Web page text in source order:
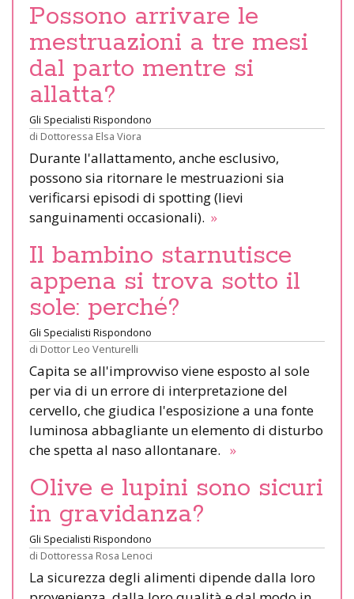
Possono arrivare le
mestruazioni a tre mesi
dal parto mentre si
allatta?
Gli Specialisti Rispondono
di Dottoressa Elsa Viora
Durante l'allattamento, anche esclusivo,
possono sia ritornare le mestruazioni sia
verificarsi episodi di spotting (lievi
sanguinamenti occasionali). »
Il bambino starnutisce
appena si trova sotto il
sole: perché?
Gli Specialisti Rispondono
di Dottor Leo Venturelli
Capita se all'improvviso viene esposto al sole
per via di un errore di interpretazione del
cervello, che giudica l'esposizione a una fonte
luminosa abbagliante un elemento di disturbo
che spetta al naso allontanare. »
Olive e lupini sono sicuri
in gravidanza?
Gli Specialisti Rispondono
di Dottoressa Rosa Lenoci
La sicurezza degli alimenti dipende dalla loro